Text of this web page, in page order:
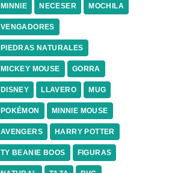
MINNIE NECESER MOCHILA
VENGADORES
PIEDRAS NATURALES
MICKEY MOUSE GORRA
DISNEY LLAVERO MUG
POKÉMON MINNIE MOUSE
AVENGERS HARRY POTTER
TY BEANIE BOOS FIGURAS